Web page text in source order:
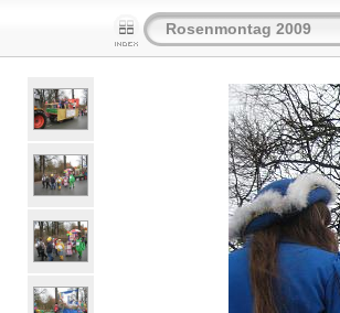
Rosenmontag 2009